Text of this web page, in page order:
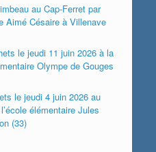
au Cap-Ferret par
Aimé Césaire à Villenave
le jeudi 11 juin 2026 à la
Olympe de Gouges
le jeudi 4 juin 2026 au
élémentaire Jules
(33)